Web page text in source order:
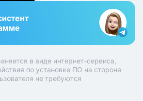
в виде интернет-сервиса,
по установке ПО на стороне
не требуются